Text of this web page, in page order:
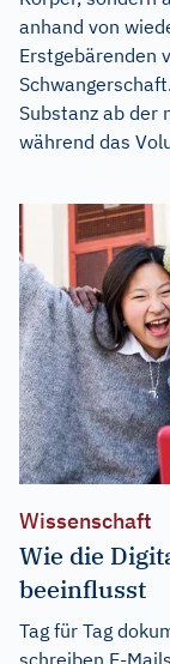
anhand von
Erstgebärenden
Substanz ab der
während das
Wissenschaft
Wie die
beeinflusst
Tag für Tag
schreiben E-